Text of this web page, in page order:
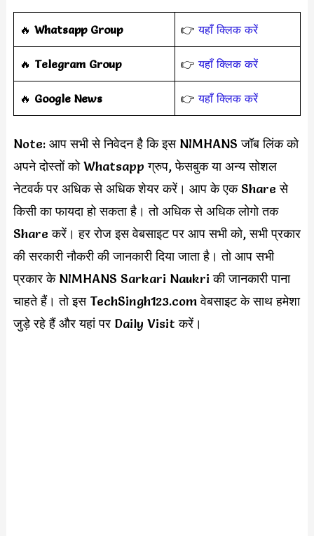
‎️‍🔥 Whatsapp Group 👉यहाँ क्लिक करें
‎️‍🔥 Telegram Group 👉यहाँ क्लिक करें
️‍🔥 Google News 👉 यहाँ क्लिक करें
Note: आप सभी से निवेदन है कि इस NIMHANS जॉब लिंक को
अपने दोस्तों को Whatsapp ग्रुप, फेसबुक या अन्य सोशल
नेटवर्क पर अधिक से अधिक शेयर करें। आप के एक Share से
किसी का फायदा हो सकता है। तो अधिक से अधिक लोगो तक
Share करें। हर रोज इस वेबसाइट पर आप सभी को, सभी प्रकार
की सरकारी नौकरी की जानकारी दिया जाता है। तो आप सभी
प्रकार के NIMHANS Sarkari Naukri की जानकारी पाना
चाहते हैं। तो इस TechSingh123.com वेबसाइट के साथ हमेशा
जुड़े रहे हैं और यहां पर Daily Visit करें।